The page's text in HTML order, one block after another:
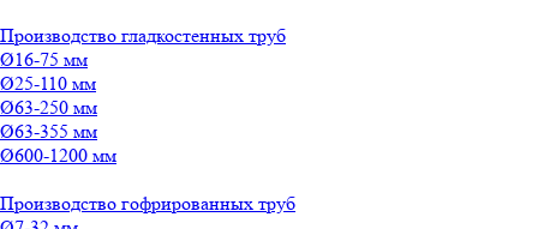
Производство гладкостенных труб
Ø16-75 мм
Ø25-110 мм
Ø63-250 мм
Ø63-355 мм
Ø600-1200 мм
Производство гофрированных труб